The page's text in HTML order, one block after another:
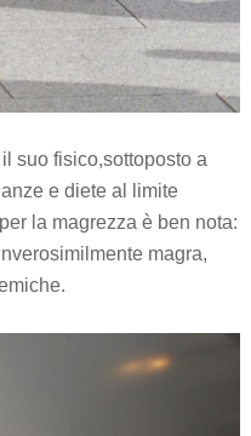
suo fisico,sottoposto a
e diete al limite
la magrezza è ben nota:
magra,